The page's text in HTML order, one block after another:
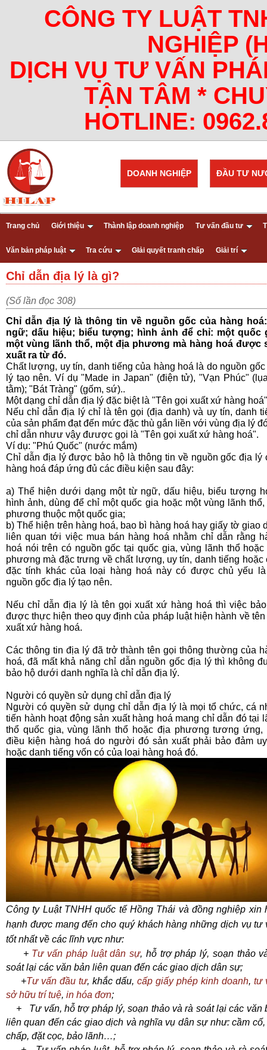
CÔNG TY LUẬT
NGHIỆP
DỊCH VỤ TƯ VẤN
TẬN TÂM *
HOTLINE:
ĐẦU TƯ
DOANH NGHIỆP
Trang chủ Giới thiệu Thành lập doanh nghiệp Tư vấn đầu tư
Văn bản pháp luật Tra cứu GIải quyết tranh chấp Giải trí
Chỉ dẫn địa lý là gì?
(Số lần đọc 308)
Chỉ dẫn địa lý là thông tin về nguồn gốc của hàng
ngữ; dấu hiệu; biểu tượng; hình ảnh để chỉ: một quốc
một vùng lãnh thổ, một địa phương mà hàng hoá được
xuất ra từ đó.
Chất lượng, uy tín, danh tiếng của hàng hoá là do nguồn
lý tạo nên. Ví dụ "Made in Japan" (điện tử), "Vạn Phúc"
tằm); "Bát Tràng" (gốm, sứ)..
Một dạng chỉ dẫn địa lý đặc biệt là "Tên gọi xuất xứ hàng
Nếu chỉ dẫn địa lý chỉ là tên gọi (địa danh) và uy tín, danh
của sản phẩm đạt đến mức đặc thù gắn liền với vùng địa lý
chỉ dẫn nhưư vậy đưược gọi là "Tên gọi xuất xứ hàng hoá".
Ví dụ: "Phú Quốc" (nước mắm)
Chỉ dẫn địa lý được bảo hộ là thông tin về nguồn gốc địa lý
hàng hoá đáp ứng đủ các điều kiện sau đây:
a) Thể hiện dưới dạng một từ ngữ, dấu hiệu, biểu tượng
hình ảnh, dùng để chỉ một quốc gia hoặc một vùng lãnh thổ,
phương thuộc một quốc gia;
b) Thể hiện trên hàng hoá, bao bì hàng hoá hay giấy tờ giao
liên quan tới việc mua bán hàng hoá nhằm chỉ dẫn rằng
hoá nói trên có nguồn gốc tại quốc gia, vùng lãnh thổ hoặc
phương mà đặc trưng về chất lượng, uy tín, danh tiếng hoặc
đặc tính khác của loại hàng hoá này có được chủ yếu
nguồn gốc địa lý tạo nên.
Nếu chỉ dẫn địa lýlà tên gọi xuất xứ hàng hoá thì việc
được thực hiện theo quy định của pháp luật hiện hành về
xuất xứ hàng hoá.
Các thông tin địa lý đã trở thành tên gọi thông thường của
hoá, đã mất khả năng chỉ dẫn nguồn gốc địa lý thì không
bảo hộ dưới danh nghĩa là chỉ dẫn địa lý.
Người có quyền sử dụng chỉ dẫn địa lý
Người có quyền sử dụng chỉ dẫn địa lý là mọi tổ chức, cá
tiến hành hoạt động sản xuất hàng hoá mang chỉ dẫn đó tại
thổ quốc gia, vùng lãnh thổ hoặc địa phương tương ứng,
điều kiện hàng hoá do người đó sản xuất phải bảo đảm
hoặc danh tiếng vốn có của loại hàng hoá đó.
Công ty Luật TNHH quốc tế Hồng Thái và đồng nghiệp xin
hạnh được mang đến cho quý khách hàng những dịch vụ tư
tốt nhấtvề các lĩnh vực như:
+ Tư vấn pháp luật dân sự, hỗ trợ pháp lý, soạn thảo
soát lại các văn bản liên quan đến các giao dịch dân sự;
+Tư vấn đầu tư, khắc dấu, cấp giấy phép kinh doanh, tư
sở hữu trí tuệ, in hóa đơn;
+ Tư vấn, hỗ trợ pháp lý, soạn thảo và rà soát lại các văn
liên quan đến các giao dịch và nghĩa vụ dân sự như: cầm cố,
chấp, đặt cọc, bảo lãnh…;